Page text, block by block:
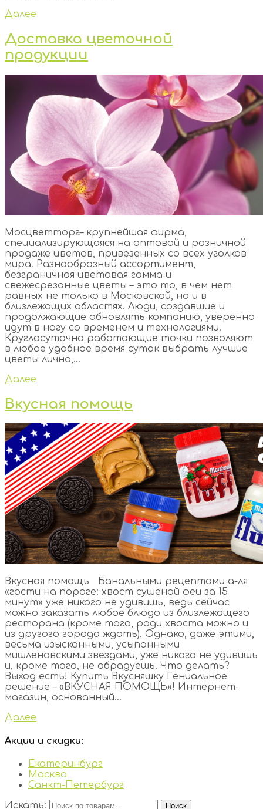
Далее
Доставка цветочной
продукции
Мосцветторг– крупнейшая фирма,
специализирующаяся на оптовой и розничной
продаже цветов, привезенных со всех уголков
мира. Разнообразный ассортимент,
безграничная цветовая гамма и
свежесрезанные цветы – это то, в чем нет
равных не только в Московской, но и в
близлежащих областях. Люди, создавшие и
продолжающие обновлять компанию, уверенно
идут в ногу со временем и технологиями.
Круглосуточно работающие точки позволяют
в любое удобное время суток выбрать лучшие
цветы лично,...
Далее
Вкусная помощь
Вкусная помощь Банальными рецептами а-ля
«гости на пороге: хвост сушеной феи за 15
минут» уже никого не удивишь, ведь сейчас
можно заказать любое блюдо из близлежащего
ресторана (кроме того, ради хвоста можно и
из другого города ждать). Однако, даже этими,
весьма изысканными, усыпанными
мишленовскими звездами, уже никого не удивишь
и, кроме того, не обрадуешь. Что делать?
Выход есть! Купить Вкусняшку Гениальное
решение – «ВКУСНАЯ ПОМОЩЬ»! Интернет-
магазин, основанный...
Далее
Акции и скидки:
Екатеринбург
Москва
Санкт-Петербург
Искать:
Поиск